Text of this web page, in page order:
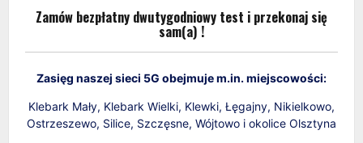
Zamów bezpłatny dwutygodniowy test i przekonaj się
sam(a) !
Zasięg naszej sieci 5G obejmuje m.in. miejscowości:
Klebark Mały, Klebark Wielki, Klewki, Łęgajny, Nikielkowo,
Ostrzeszewo, Silice, Szczęsne, Wójtowo i okolice Olsztyna